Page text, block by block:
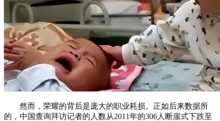
然而，荣耀的背后是庞大的职业耗损。正如后来数据所
的，中国查询拜访记者的人数从2011年的306人断崖式下跌至